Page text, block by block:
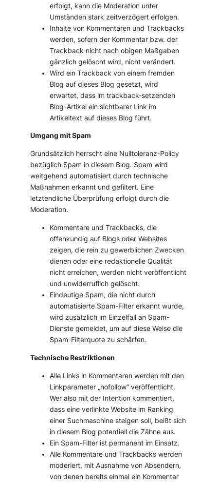
erfolgt, kann die Moderation unter
Umständen stark zeitverzögert erfolgen.
Inhalte von Kommentaren und Trackbacks
werden, sofern der Kommentar bzw. der
Trackback nicht nach obigen Maßgaben
gänzlich gelöscht wird, nicht verändert.
Wird ein Trackback von einem fremden
Blog auf dieses Blog gesetzt, wird
erwartet, dass im trackback-setzenden
Blog-Artikel ein sichtbarer Link im
Artikeltext auf dieses Blog führt.
Umgang mit Spam
Grundsätzlich herrscht eine Nulltoleranz-Policy
bezüglich Spam in diesem Blog. Spam wird
weitgehend automatisiert durch technische
Maßnahmen erkannt und gefiltert. Eine
letztendliche Überprüfung erfolgt durch die
Moderation.
Kommentare und Trackbacks, die
offenkundig auf Blogs oder Websites
zeigen, die rein zu gewerblichen Zwecken
dienen oder eine redaktionelle Qualität
nicht erreichen, werden nicht veröffentlicht
und unwiderruflich gelöscht.
Eindeutige Spam, die nicht durch
automatisierte Spam-Filter erkannt wurde,
wird zusätzlich im Einzelfall an Spam-
Dienste gemeldet, um auf diese Weise die
Spam-Filterquote zu schärfen.
Technische Restriktionen
Alle Links in Kommentaren werden mit den
Linkparameter „nofollow“ veröffentlicht.
Wer also mit der Intention kommentiert,
dass eine verlinkte Website im Ranking
einer Suchmaschine steigen soll, beißt sich
in diesem Blog potentiell die Zähne aus.
Ein Spam-Filter ist permanent im Einsatz.
Alle Kommentare und Trackbacks werden
moderiert, mit Ausnahme von Absendern,
von denen bereits einmal ein Kommentar